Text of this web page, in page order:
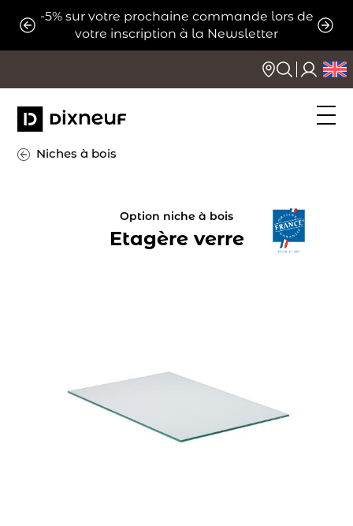
-5% sur votre prochaine commande lors de
votre inscription à la Newsletter
Niches à bois
Option niche à bois
Etagère verre